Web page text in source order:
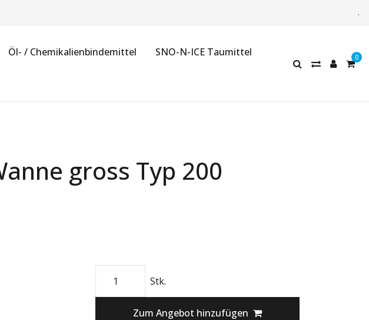
.
Öl- / Chemikalienbindemittel
SNO-N-ICE Taumittel
gross Typ 200
Stk.
Zum Angebot hinzufügen